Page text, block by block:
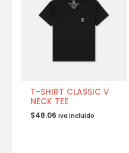
T-SHIRT CLASSIC V
NECK TEE
$48.06 Iva incluido